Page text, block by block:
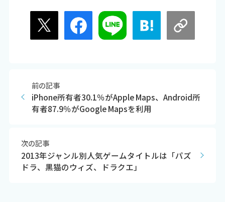
前の記事
iPhone所有者30.1％がApple Maps、Android所
有者87.9％がGoogle Mapsを利用
次の記事
2013年ジャンル別人気ゲームタイトルは「パズ
ドラ、黒猫のウィズ、ドラクエ」